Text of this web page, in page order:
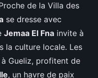
de la Villa des
se dresse avec
Jemaa El Fna invite à
la culture locale. Les
Gueliz, profitent de
, un havre de paix